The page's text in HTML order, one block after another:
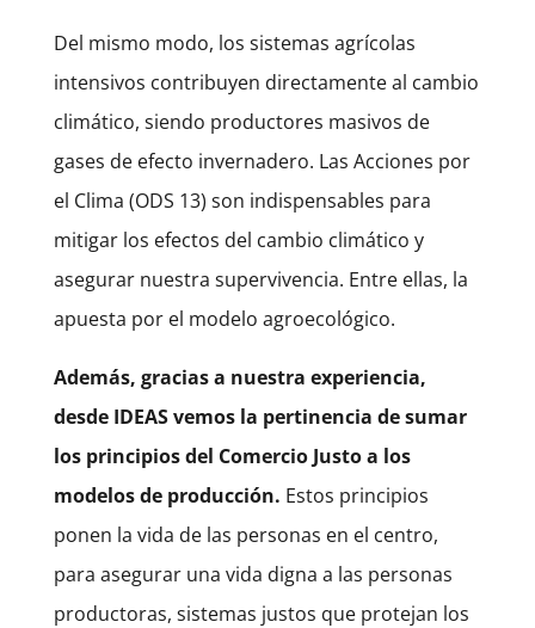
Del mismo modo, los sistemas agrícolas
intensivos contribuyen directamente al cambio
climático, siendo productores masivos de
gases de efecto invernadero. Las Acciones por
el Clima (ODS 13) son indispensables para
mitigar los efectos del cambio climático y
asegurar nuestra supervivencia. Entre ellas, la
apuesta por el modelo agroecológico.
Además, gracias a nuestra experiencia,
desde IDEAS vemos la pertinencia de sumar
los principios del Comercio Justo a los
modelos de producción. Estos principios
ponen la vida de las personas en el centro,
para asegurar una vida digna a las personas
productoras, sistemas justos que protejan los